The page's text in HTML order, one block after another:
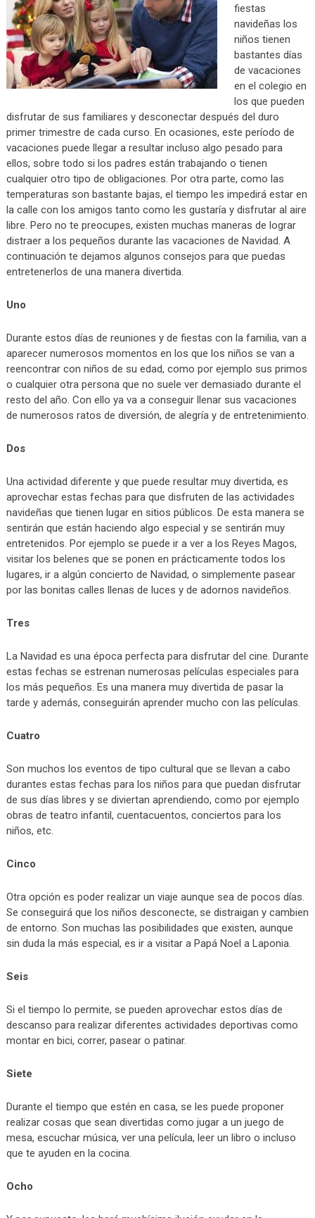
fiestas
navideñas los
niños tienen
bastantes días
de vacaciones
en el colegio en
los que pueden
disfrutar de sus familiares y desconectar después del duro
primer trimestre de cada curso. En ocasiones, este período de
vacaciones puede llegar a resultar incluso algo pesado para
ellos, sobre todo si los padres están trabajando o tienen
cualquier otro tipo de obligaciones. Por otra parte, como las
temperaturas son bastante bajas, el tiempo les impedirá estar en
la calle con los amigos tanto como les gustaría y disfrutar al aire
libre. Pero no te preocupes, existen muchas maneras de lograr
distraer a los pequeños durante las vacaciones de Navidad. A
continuación te dejamos algunos consejos para que puedas
entretenerlos de una manera divertida.
Uno
Durante estos días de reuniones y de fiestas con la familia, van a
aparecer numerosos momentos en los que los niños se van a
reencontrar con niños de su edad, como por ejemplo sus primos
o cualquier otra persona que no suele ver demasiado durante el
resto del año. Con ello ya va a conseguir llenar sus vacaciones
de numerosos ratos de diversión, de alegría y de entretenimiento.
Dos
Una actividad diferente y que puede resultar muy divertida, es
aprovechar estas fechas para que disfruten de las actividades
navideñas que tienen lugar en sitios públicos. De esta manera se
sentirán que están haciendo algo especial y se sentirán muy
entretenidos. Por ejemplo se puede ir a ver a los Reyes Magos,
visitar los belenes que se ponen en prácticamente todos los
lugares, ir a algún concierto de Navidad, o simplemente pasear
por las bonitas calles llenas de luces y de adornos navideños.
Tres
La Navidad es una época perfecta para disfrutar del cine. Durante
estas fechas se estrenan numerosas películas especiales para
los más pequeños. Es una manera muy divertida de pasar la
tarde y además, conseguirán aprender mucho con las películas.
Cuatro
Son muchos los eventos de tipo cultural que se llevan a cabo
durantes estas fechas para los niños para que puedan disfrutar
de sus días libres y se diviertan aprendiendo, como por ejemplo
obras de teatro infantil, cuentacuentos, conciertos para los
niños, etc.
Cinco
Otra opción es poder realizar un viaje aunque sea de pocos días.
Se conseguirá que los niños desconecte, se distraigan y cambien
de entorno. Son muchas las posibilidades que existen, aunque
sin duda la más especial, es ir a visitar a Papá Noel a Laponia.
Seis
Si el tiempo lo permite, se pueden aprovechar estos días de
descanso para realizar diferentes actividades deportivas como
montar en bici, correr, pasear o patinar.
Siete
Durante el tiempo que estén en casa, se les puede proponer
realizar cosas que sean divertidas como jugar a un juego de
mesa, escuchar música, ver una película, leer un libro o incluso
que te ayuden en la cocina.
Ocho